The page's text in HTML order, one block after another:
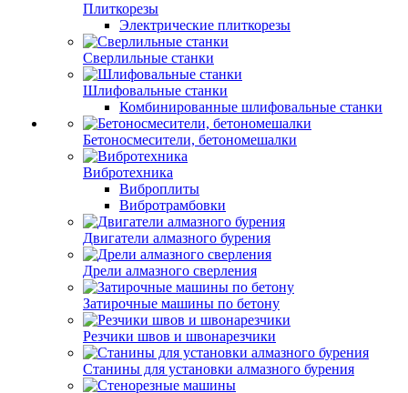
Плиткорезы
Электрические плиткорезы
Сверлильные станки
Шлифовальные станки
Комбинированные шлифовальные станки
Бетоносмесители, бетономешалки
Вибротехника
Виброплиты
Вибротрамбовки
Двигатели алмазного бурения
Дрели алмазного сверления
Затирочные машины по бетону
Резчики швов и швонарезчики
Станины для установки алмазного бурения